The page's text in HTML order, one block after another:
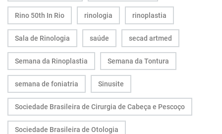
Rino 50th In Rio rinologia rinoplastia
Sala de Rinologia saúde secad artmed
Semana da Rinoplastia Semana da Tontura
semana de foniatria Sinusite
Sociedade Brasileira de Cirurgia de Cabeça e Pescoço
Sociedade Brasileira de Otologia